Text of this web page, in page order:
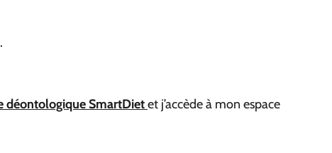
déontologique SmartDietet j’accède à mon espace